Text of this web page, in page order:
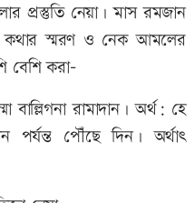
প্রস্তুতি নেয়া। মাস রমজান
কথার স্মরণ ও নেক আমলের
বেশি করা-
পৌঁছে দিন। অর্থাৎ